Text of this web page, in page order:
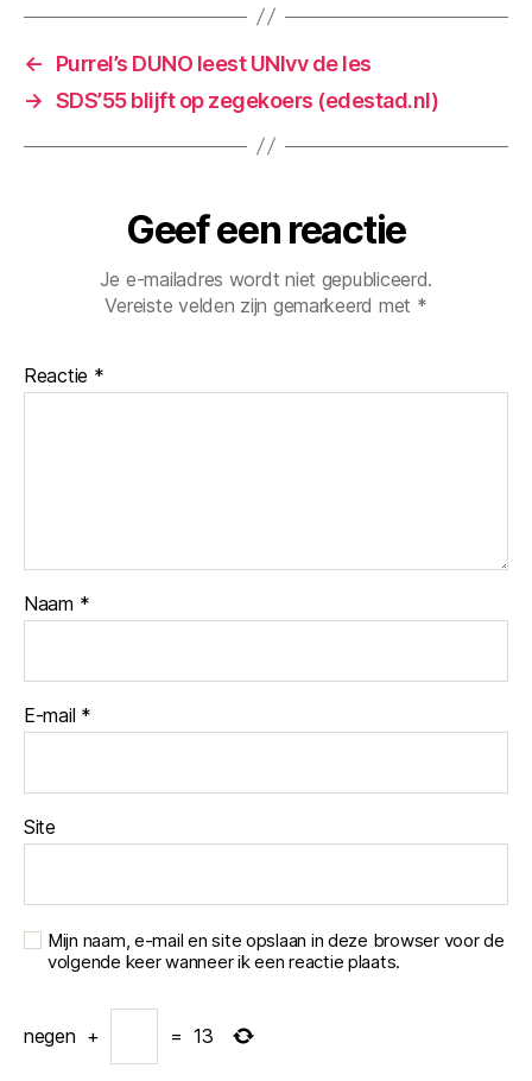
vanavond
←
Purrel’s DUNO leest UNIvv de les
→ SDS’55 blijft op zegekoers (edestad.nl)
Geef een reactie
Je e-mailadres wordt niet gepubliceerd.
Vereiste velden zijn gemarkeerd met *
Reactie *
Naam *
E-mail *
Site
Mijn naam, e-mail en site opslaan in deze browser voor de
volgende keer wanneer ik een reactie plaats.
negen + = 13